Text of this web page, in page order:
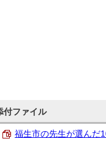
付ファイル
福生市の先生が選んだ